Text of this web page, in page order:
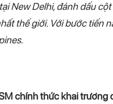
New Delhi, đánh dấu
thế giới. Với bước tiến
chính thức khai trương